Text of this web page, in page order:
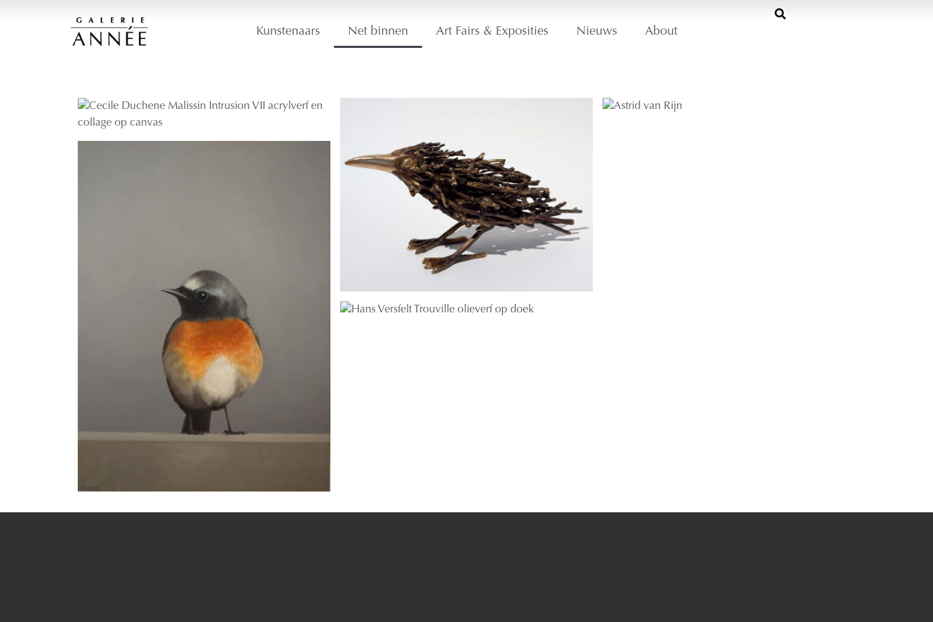
Kunstenaars Net binnen Art Fairs & Exposities Nieuws About